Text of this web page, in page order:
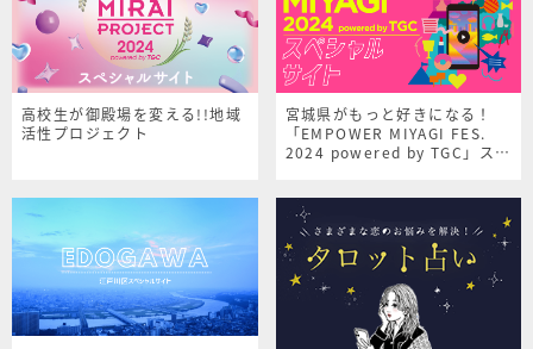
高校生が御殿場を変える!!地域
活性プロジェクト
宮城県がもっと好きになる！
「EMPOWER MIYAGI FES.
2024 powered by TGC」スペ